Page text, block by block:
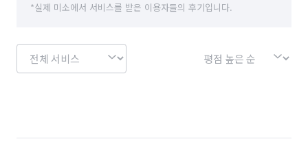
*실제 미소에서 서비스를 받은 이용자들의 후기입니다.